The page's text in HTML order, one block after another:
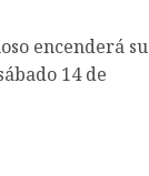
encenderá su
14 de